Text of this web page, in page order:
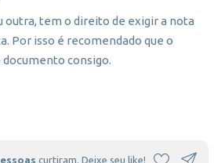
outra, tem o direito de exigir a nota
Por isso é recomendado que o
consigo.
curtiram. Deixe seu like!